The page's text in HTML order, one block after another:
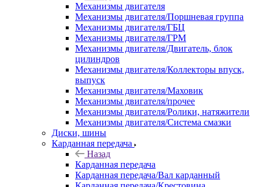
Механизмы двигателя
Механизмы двигателя/Поршневая группа
Механизмы двигателя/ГБЦ
Механизмы двигателя/ГРМ
Механизмы двигателя/Двигатель, блок
цилиндров
Механизмы двигателя/Коллекторы впуск,
выпуск
Механизмы двигателя/Маховик
Механизмы двигателя/прочее
Механизмы двигателя/Ролики, натяжители
Механизмы двигателя/Система смазки
Диски, шины
Карданная передача
Назад
Карданная передача
Карданная передача/Вал карданный